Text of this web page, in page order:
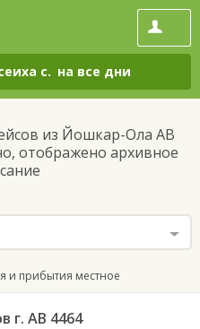
с. на все дни
из Йошкар-Ола АВ
отображено архивное
и прибытия местное
г. АВ 4464